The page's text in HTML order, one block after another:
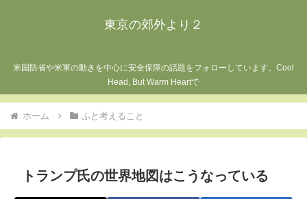
東京の郊外より２
米国防省や米軍の動きを中心に安全保障の話題をフォローしています。Cool
Head, But Warm Heartで
ホーム ふと考えること
トランプ氏の世界地図はこうなっている